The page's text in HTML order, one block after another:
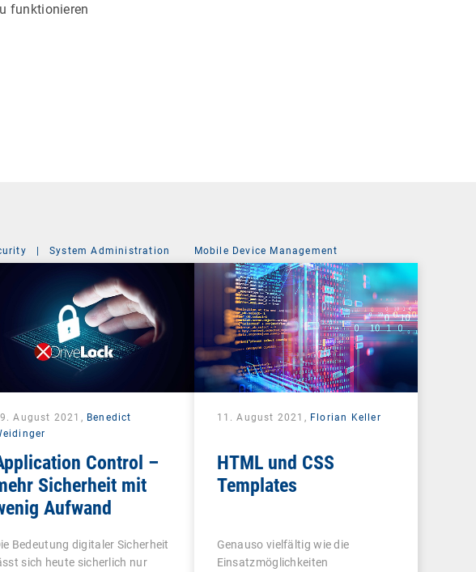
funktionieren
| System Administration
August 2021, Benedict
Control –
Sicherheit mit
Aufwand
Bedeutung digitaler Sicherheit
sich heute sicherlich nur
Mobile Device Management
11. August 2021, Florian Keller
HTML und CSS
Templates
Genauso vielfältig wie die
Einsatzmöglichkeiten